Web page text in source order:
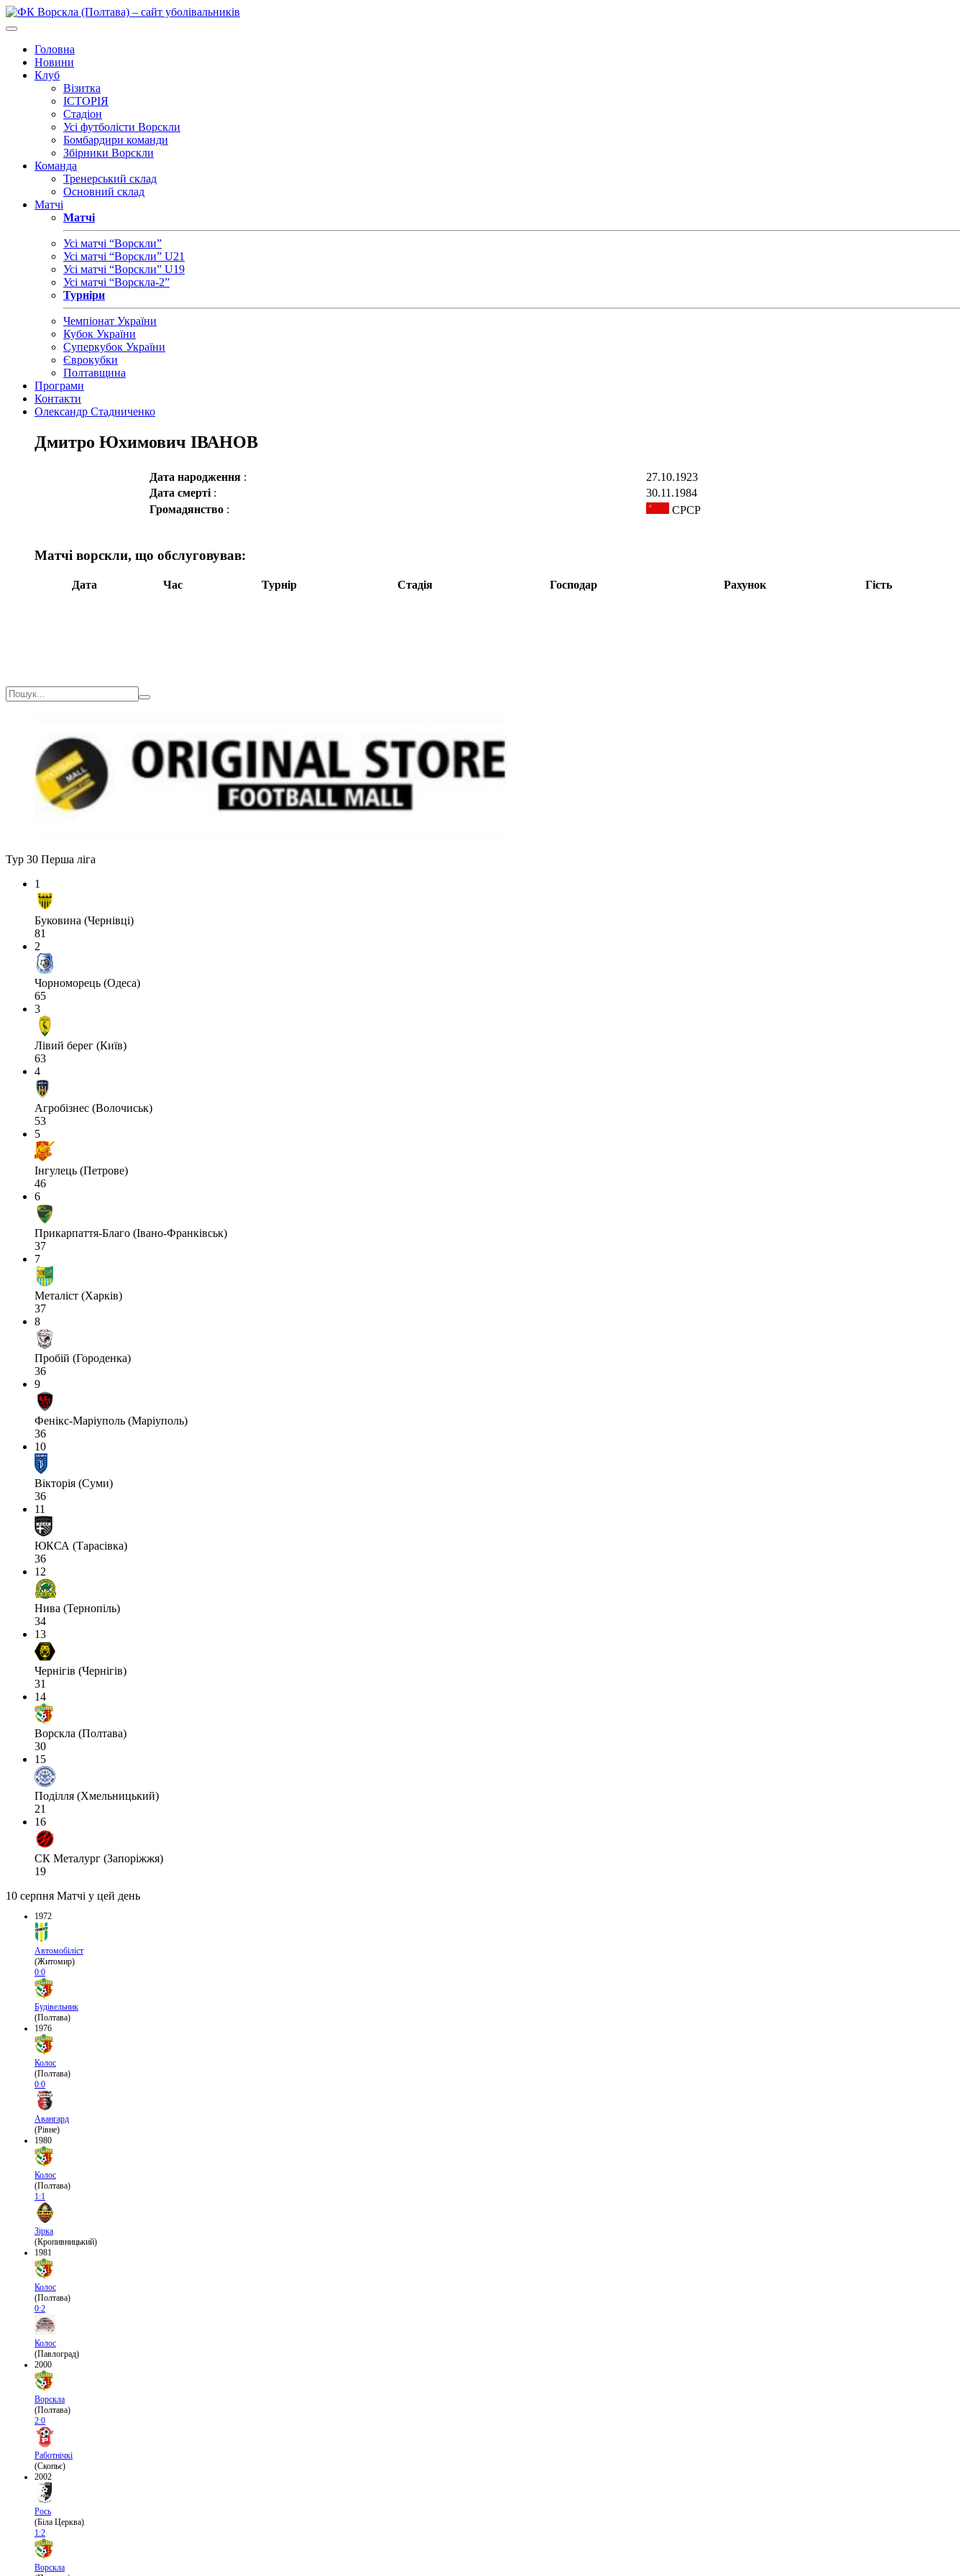
Головна
Новини
Клуб
Візитка
ІСТОРІЯ
Стадіон
Усі футболісти Ворскли
Бомбардири команди
Збірники Ворскли
Команда
Тренерський склад
Основний склад
Матчі
Матчі
Усі матчі “Ворскли”
Усі матчі “Ворскли” U21
Усі матчі “Ворскли” U19
Усі матчі “Ворскла-2”
Турніри
Чемпіонат України
Кубок України
Суперкубок України
Єврокубки
Полтавщина
Програми
Контакти
Олександр Стадниченко
Дмитро Юхимович ІВАНОВ
Дата народження :
27.10.1923
Дата смерті :
30.11.1984
Громадянство : СРСР
Матчі ворскли, що обслуговував:
Дата Час Турнір Стадія Господар Рахунок Гість
Тур 30 Перша ліга
1
Буковина (Чернівці)
81
2
Чорноморець (Одеса)
65
3
Лівий берег (Київ)
63
4
Агробізнес (Волочиськ)
53
5
Інгулець (Петрове)
46
6
Прикарпаття-Благо (Івано-Франківськ)
37
7
Металіст (Харків)
37
8
Пробій (Городенка)
36
9
Фенікс-Маріуполь (Маріуполь)
36
10
Вікторія (Суми)
36
11
ЮКСА (Тарасівка)
36
12
Нива (Тернопіль)
34
13
Чернігів (Чернігів)
31
14
Ворскла (Полтава)
30
15
Поділля (Хмельницький)
21
16
СК Металург (Запоріжжя)
19
10 серпня Матчі у цей день
1972
Автомобіліст
(Житомир)
0:0
Будівельник
(Полтава)
1976
Колос
(Полтава)
0:0
Авангард
(Рівне)
1980
Колос
(Полтава)
1:1
Зірка
(Кропивницький)
1981
Колос
(Полтава)
0:2
Колос
(Павлоград)
2000
Ворскла
(Полтава)
2:0
Работнічкі
(Скопьє)
2002
Рось
(Біла Церква)
1:2
Ворскла